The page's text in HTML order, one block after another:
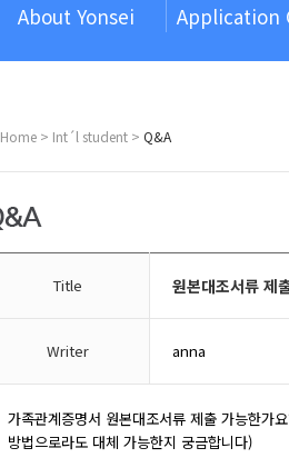
About Yonsei Application
Home > Int´l student > Q&A
Title 원본대조서류 제
Writer anna
가족관계증명서 원본대조서류 제출 가능한가
방법으로라도 대체 가능한지 궁금합니다)